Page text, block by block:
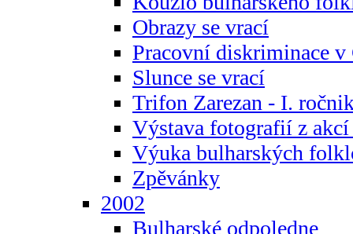
Obrazy se vrací
Pracovní diskriminace
Slunce se vrací
Trifon Zarezan - I.
Výstava fotografií z akcí
Výuka bulharských
Zpěvánky
2002
Bulharské odpoledne